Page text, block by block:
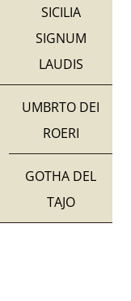
SICILIA
SIGNUM
LAUDIS
UMBRTO DEI
ROERI
GOTHA DEL
TAJO